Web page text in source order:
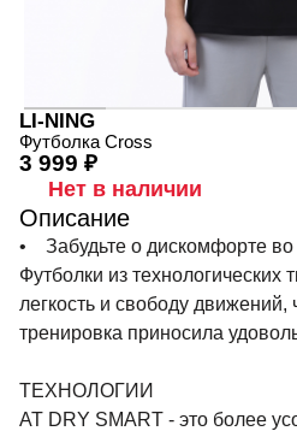
LI-NING
Футболка Cross
3 999 ₽
Нет в наличии
Описание
• Забудьте о дискомфорте во
Футболки из технологических
легкость и свободу движений,
тренировка приносила
ТЕХНОЛОГИИ
AT DRY SMART - это более